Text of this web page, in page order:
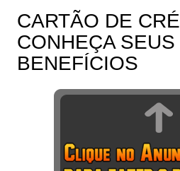
CARTÃO DE
CONHEÇA SEUS
BENEFÍCIOS